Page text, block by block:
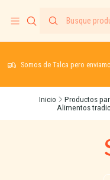
Somos de Talca pero
Inicio Productos
Alimentos